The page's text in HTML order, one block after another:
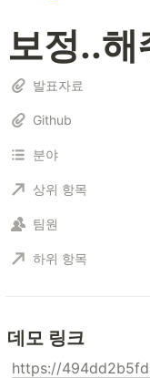
보정..해
발표자료
Github
분야
상위 항목
팀원
하위 항목
데모 링크
https://